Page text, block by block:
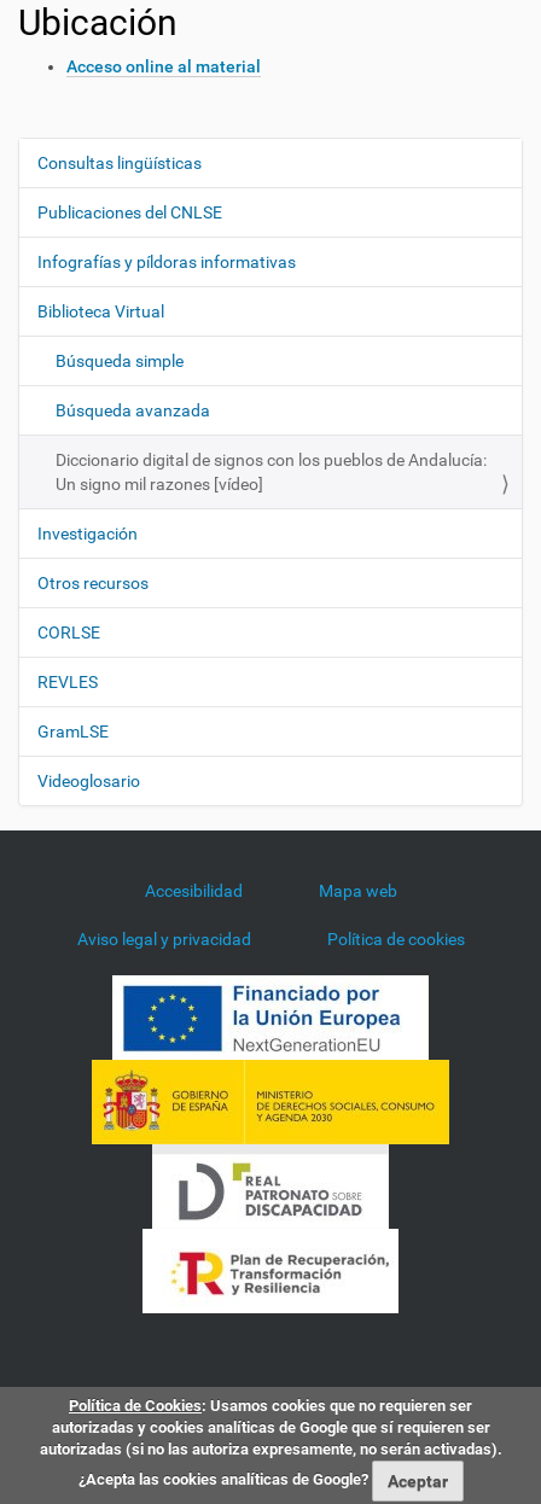
Ubicación
Acceso online al material
N
e
g
a
i
n
Consultas lingüísticas
Publicaciones del CNLSE
Infografías y píldoras informativas
Biblioteca Virtual
Búsqueda simple
Búsqueda avanzada
Diccionario digital de signos con los pueblos de Andalucía:
Un signo mil razones [vídeo]
Investigación
Otros recursos
CORLSE
REVLES
GramLSE
Videoglosario
Accesibilidad Mapa web
Aviso legal y privacidad Política de cookies
Política de Cookies: Usamos cookies que no requieren ser
autorizadas y cookies analíticas de Google que sí requieren ser
autorizadas (si no las autoriza expresamente, no serán activadas).
¿Acepta las cookies analíticas de Google?
Aceptar